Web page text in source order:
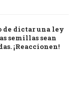
de dictar una ley
semillas sean
¡Reaccionen!